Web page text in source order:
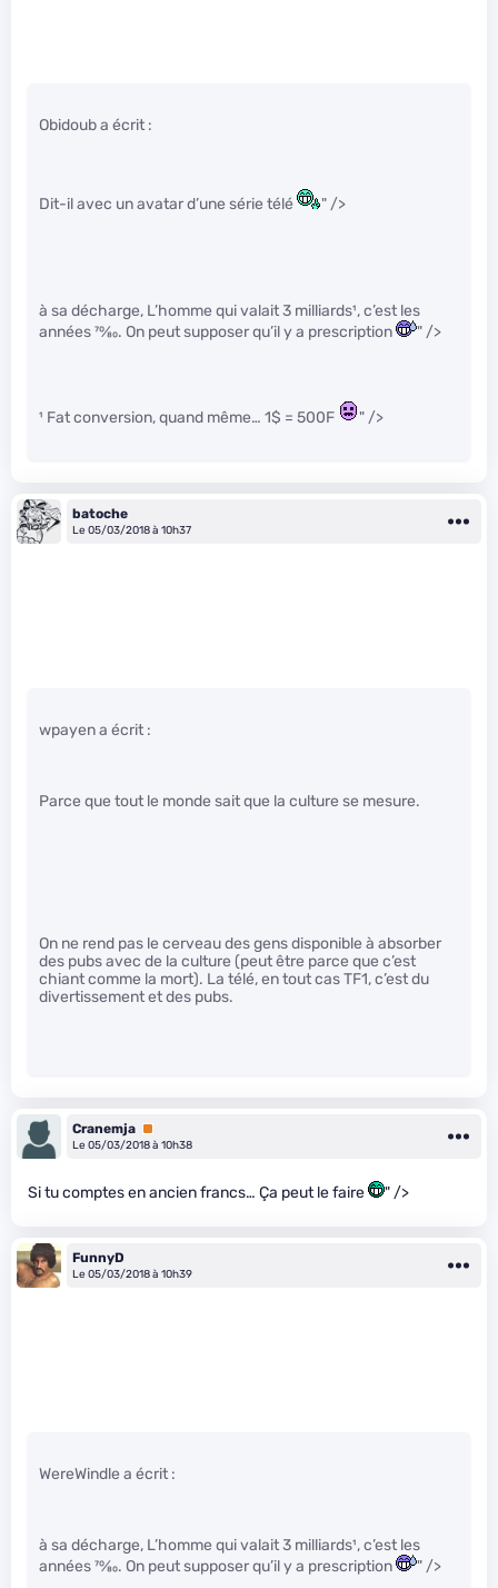
Obidoub a écrit :
Dit-il avec un avatar d’une série télé " />
à sa décharge, L’homme qui valait 3 milliards¹, c’est les
années70⁄80. On peut supposer qu’il y a prescription " />
¹ Fat conversion, quand même… 1$ = 500F " />
batoche
Le 05/03/2018 à 10h37
wpayen a écrit :
Parce que tout le monde sait que la culture se mesure.
On ne rend pas le cerveau des gens disponible à absorber
des pubs avec de la culture (peut être parce que c’est
chiant comme la mort). La télé, en tout cas TF1, c’est du
divertissement et des pubs.
Cranemja Premium
Le 05/03/2018 à 10h38
Si tu comptes en ancien francs… Ça peut le faire " />
FunnyD
Le 05/03/2018 à 10h39
WereWindle a écrit :
à sa décharge, L’homme qui valait 3 milliards¹, c’est les
années70⁄80. On peut supposer qu’il y a prescription " />